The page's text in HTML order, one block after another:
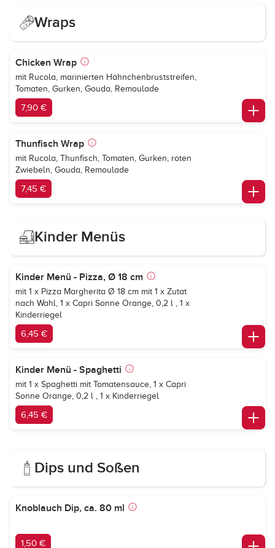
Wraps
Chicken Wrap
mit Rucola, marinierten Hähnchenbruststreifen,
Tomaten, Gurken, Gouda, Remoulade
7,90 €
Thunfisch Wrap
mit Rucola, Thunfisch, Tomaten, Gurken, roten
Zwiebeln, Gouda, Remoulade
7,45 €
Kinder Menüs
Kinder Menü - Pizza, Ø 18 cm
mit 1 x Pizza Margherita Ø 18 cm mit 1 x Zutat
nach Wahl, 1 x Capri Sonne Orange, 0,2 l , 1 x
Kinderriegel
6,45 €
Kinder Menü - Spaghetti
mit 1 x Spaghetti mit Tomatensauce, 1 x Capri
Sonne Orange, 0,2 l , 1 x Kinderriegel
6,45 €
Dips und Soßen
Knoblauch Dip, ca. 80 ml
1,50 €